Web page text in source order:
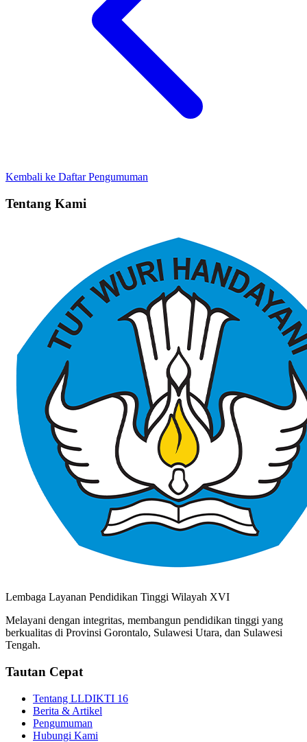
Kembali ke Daftar Pengumuman
Tentang Kami
Lembaga Layanan Pendidikan Tinggi Wilayah XVI
Melayani dengan integritas, membangun pendidikan tinggi yang
berkualitas di Provinsi Gorontalo, Sulawesi Utara, dan Sulawesi
Tengah.
Tautan Cepat
Tentang LLDIKTI 16
Berita & Artikel
Pengumuman
Hubungi Kami